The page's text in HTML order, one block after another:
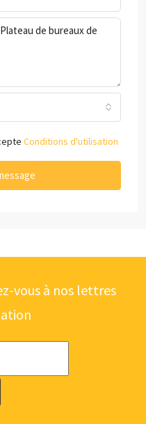
Conditions d'utilisation
vous à nos lettres